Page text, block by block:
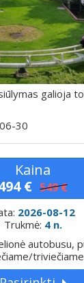
galioja
30
Kaina
€ 549 €
2026-08-12
Trukmė: 4 n.
autobusu,